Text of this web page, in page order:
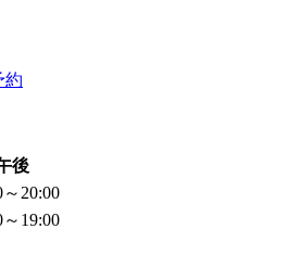
約
後
～20:00
～19:00